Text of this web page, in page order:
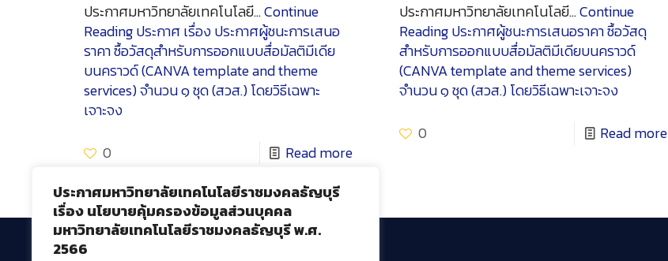
ประกาศมหาวิทยาลัยเทคโนโลยีราชมงคลธัญบุรี
เรื่อง นโยบายคุ้มครองข้อมูลส่วนบุคคล
มหาวิทยาลัยเทคโนโลยีราชมงคลธัญบุรี พ.ศ.
2566
ประกาศมหาวิทยาลัยเทคโนโลยี…Continue
Readingประกาศ เรื่อง ประกาศผู้ชนะการเสนอ
ราคา ซื้อวัสดุสำหรับการออกแบบสื่อมัลติมีเดีย
บนคราวด์ (CANVA template and theme
services) จำนวน ๑ ชุด (สวส.) โดยวิธีเฉพาะ
เจาะจง
0
Read more
ประกาศมหาวิทยาลัยเทคโนโลยี…Continue
Readingประกาศผู้ชนะการเสนอราคา ซื้อวัสดุ
สำหรับการออกแบบสื่อมัลติมีเดียบนคราวด์
(CANVA template and theme services)
จำนวน ๑ ชุด (สวส.) โดยวิธีเฉพาะเจาะจง
0
Read more